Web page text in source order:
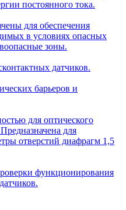
постоянного тока.
для обеспечения
в условиях опасных
зоны.
датчиков.
барьеров и
для оптического
для
отверстий диафрагм 1,5
функционирования